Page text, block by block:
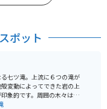
ポット
七ツ滝。上流に６つの滝が
変動によってできた岩の上
象的です。周囲の木々は新
う表情を見せてくれます。